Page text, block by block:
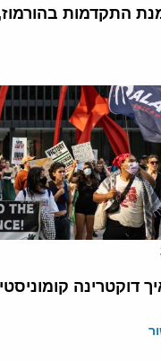
התקדמות
דוקטרינה